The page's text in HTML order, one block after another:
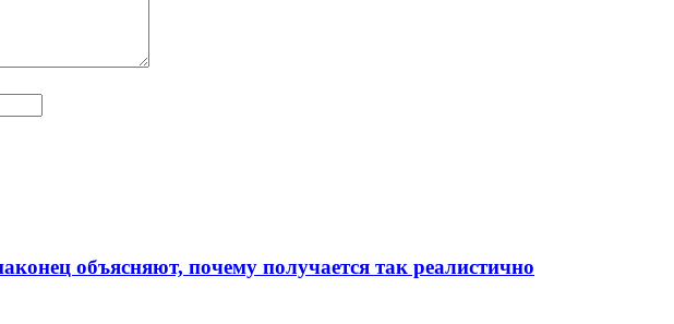
объясняют, почему получается так реалистично